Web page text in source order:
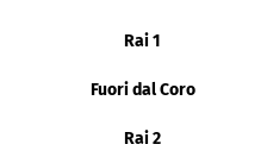
Rai 1
Fuori dal Coro
Rai 2